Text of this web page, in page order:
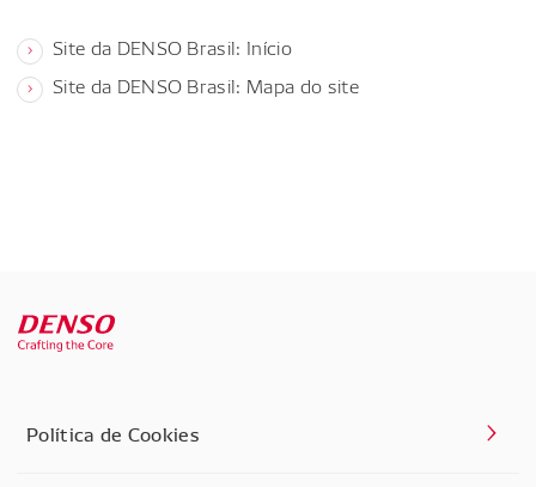
Site da DENSO Brasil: Início
Site da DENSO Brasil: Mapa do site
Política de Cookies